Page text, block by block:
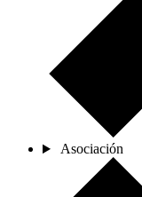
Asociación